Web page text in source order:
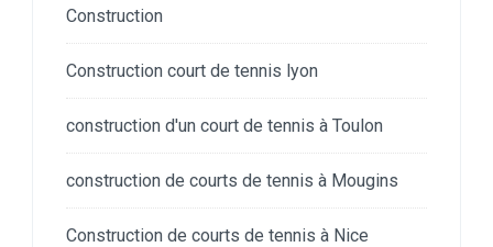
Construction
Construction court de tennis lyon
construction d'un court de tennis à Toulon
construction de courts de tennis à Mougins
Construction de courts de tennis à Nice